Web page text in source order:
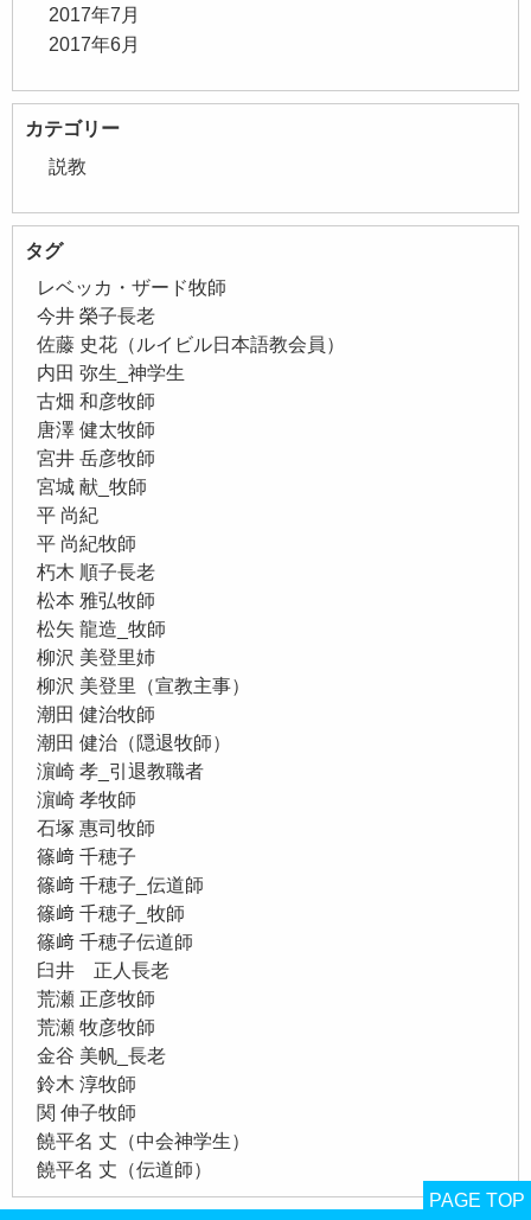
2017年7月
2017年6月
カテゴリー
説教
タグ
レベッカ・ザード牧師
今井 榮子長老
佐藤 史花（ルイビル日本語教会員）
内田 弥生_神学生
古畑 和彦牧師
唐澤 健太牧師
宮井 岳彦牧師
宮城 献_牧師
平 尚紀
平 尚紀牧師
朽木 順子長老
松本 雅弘牧師
松矢 龍造_牧師
柳沢 美登里姉
柳沢 美登里（宣教主事）
潮田 健治牧師
潮田 健治（隠退牧師）
濵崎 孝_引退教職者
濵崎 孝牧師
石塚 惠司牧師
篠﨑 千穂子
篠﨑 千穂子_伝道師
篠﨑 千穂子_牧師
篠﨑 千穂子伝道師
臼井 正人長老
荒瀬 正彦牧師
荒瀬 牧彦牧師
金谷 美帆_長老
鈴木 淳牧師
関 伸子牧師
饒平名 丈（中会神学生）
饒平名 丈（伝道師）
PAGE TOP